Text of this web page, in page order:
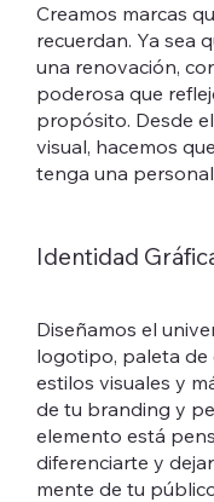
Creamos marcas
recuerdan. Ya sea
una renovación,
poderosa que
propósito. Desde
visual, hacemos
tenga una
Identidad
Diseñamos el
logotipo, paleta de
estilos visuales y
de tu branding y
elemento está
diferenciarte y
mente de tu